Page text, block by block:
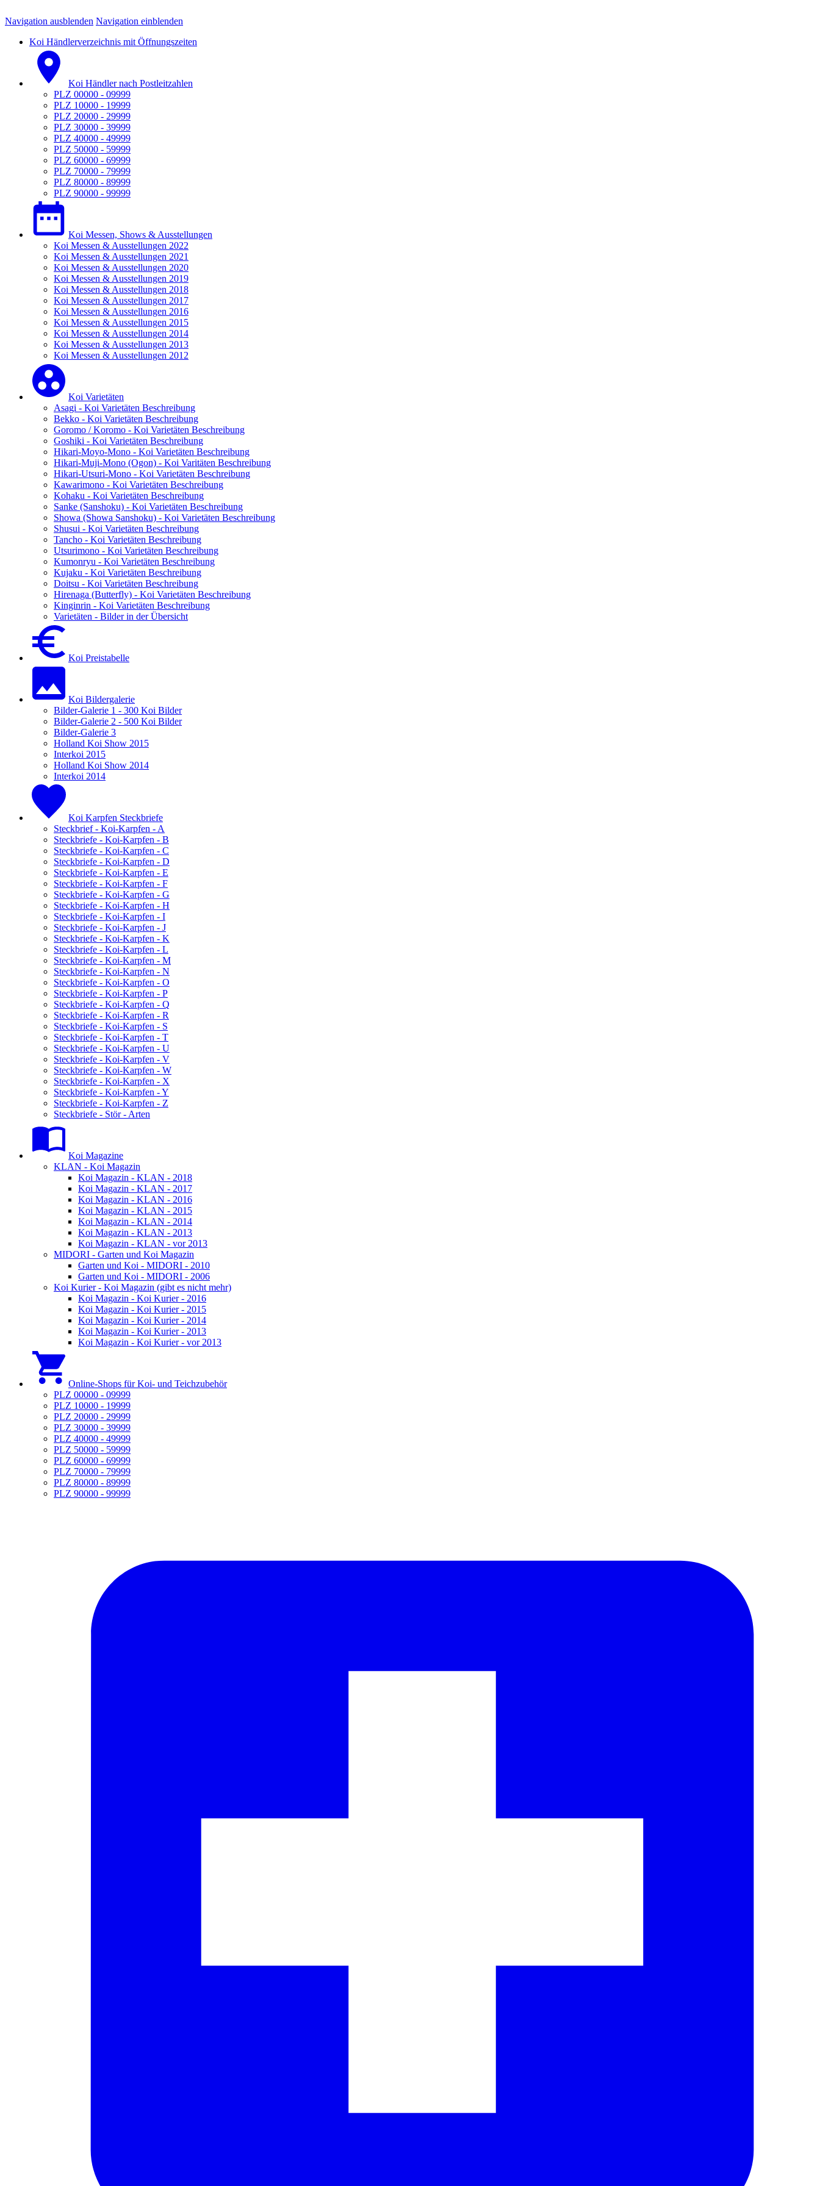
Navigation ausblenden Navigation einblenden
Koi Händlerverzeichnis mit Öffnungszeiten
Koi Händler nach Postleitzahlen
PLZ 00000 - 09999
PLZ 10000 - 19999
PLZ 20000 - 29999
PLZ 30000 - 39999
PLZ 40000 - 49999
PLZ 50000 - 59999
PLZ 60000 - 69999
PLZ 70000 - 79999
PLZ 80000 - 89999
PLZ 90000 - 99999
Koi Messen, Shows & Ausstellungen
Koi Messen & Ausstellungen 2022
Koi Messen & Ausstellungen 2021
Koi Messen & Ausstellungen 2020
Koi Messen & Ausstellungen 2019
Koi Messen & Ausstellungen 2018
Koi Messen & Ausstellungen 2017
Koi Messen & Ausstellungen 2016
Koi Messen & Ausstellungen 2015
Koi Messen & Ausstellungen 2014
Koi Messen & Ausstellungen 2013
Koi Messen & Ausstellungen 2012
Koi Varietäten
Asagi - Koi Varietäten Beschreibung
Bekko - Koi Varietäten Beschreibung
Goromo / Koromo - Koi Varietäten Beschreibung
Goshiki - Koi Varietäten Beschreibung
Hikari-Moyo-Mono - Koi Varietäten Beschreibung
Hikari-Muji-Mono (Ogon) - Koi Varitäten Beschreibung
Hikari-Utsuri-Mono - Koi Varietäten Beschreibung
Kawarimono - Koi Varietäten Beschreibung
Kohaku - Koi Varietäten Beschreibung
Sanke (Sanshoku) - Koi Varietäten Beschreibung
Showa (Showa Sanshoku) - Koi Varietäten Beschreibung
Shusui - Koi Varietäten Beschreibung
Tancho - Koi Varietäten Beschreibung
Utsurimono - Koi Varietäten Beschreibung
Kumonryu - Koi Varietäten Beschreibung
Kujaku - Koi Varietäten Beschreibung
Doitsu - Koi Varietäten Beschreibung
Hirenaga (Butterfly) - Koi Varietäten Beschreibung
Kinginrin - Koi Varietäten Beschreibung
Varietäten - Bilder in der Übersicht
Koi Preistabelle
Koi Bildergalerie
Bilder-Galerie 1 - 300 Koi Bilder
Bilder-Galerie 2 - 500 Koi Bilder
Bilder-Galerie 3
Holland Koi Show 2015
Interkoi 2015
Holland Koi Show 2014
Interkoi 2014
Koi Karpfen Steckbriefe
Steckbrief - Koi-Karpfen - A
Steckbriefe - Koi-Karpfen - B
Steckbriefe - Koi-Karpfen - C
Steckbriefe - Koi-Karpfen - D
Steckbriefe - Koi-Karpfen - E
Steckbriefe - Koi-Karpfen - F
Steckbriefe - Koi-Karpfen - G
Steckbriefe - Koi-Karpfen - H
Steckbriefe - Koi-Karpfen - I
Steckbriefe - Koi-Karpfen - J
Steckbriefe - Koi-Karpfen - K
Steckbriefe - Koi-Karpfen - L
Steckbriefe - Koi-Karpfen - M
Steckbriefe - Koi-Karpfen - N
Steckbriefe - Koi-Karpfen - O
Steckbriefe - Koi-Karpfen - P
Steckbriefe - Koi-Karpfen - Q
Steckbriefe - Koi-Karpfen - R
Steckbriefe - Koi-Karpfen - S
Steckbriefe - Koi-Karpfen - T
Steckbriefe - Koi-Karpfen - U
Steckbriefe - Koi-Karpfen - V
Steckbriefe - Koi-Karpfen - W
Steckbriefe - Koi-Karpfen - X
Steckbriefe - Koi-Karpfen - Y
Steckbriefe - Koi-Karpfen - Z
Steckbriefe - Stör - Arten
Koi Magazine
KLAN - Koi Magazin
Koi Magazin - KLAN - 2018
Koi Magazin - KLAN - 2017
Koi Magazin - KLAN - 2016
Koi Magazin - KLAN - 2015
Koi Magazin - KLAN - 2014
Koi Magazin - KLAN - 2013
Koi Magazin - KLAN - vor 2013
MIDORI - Garten und Koi Magazin
Garten und Koi - MIDORI - 2010
Garten und Koi - MIDORI - 2006
Koi Kurier - Koi Magazin (gibt es nicht mehr)
Koi Magazin - Koi Kurier - 2016
Koi Magazin - Koi Kurier - 2015
Koi Magazin - Koi Kurier - 2014
Koi Magazin - Koi Kurier - 2013
Koi Magazin - Koi Kurier - vor 2013
Online-Shops für Koi- und Teichzubehör
PLZ 00000 - 09999
PLZ 10000 - 19999
PLZ 20000 - 29999
PLZ 30000 - 39999
PLZ 40000 - 49999
PLZ 50000 - 59999
PLZ 60000 - 69999
PLZ 70000 - 79999
PLZ 80000 - 89999
PLZ 90000 - 99999